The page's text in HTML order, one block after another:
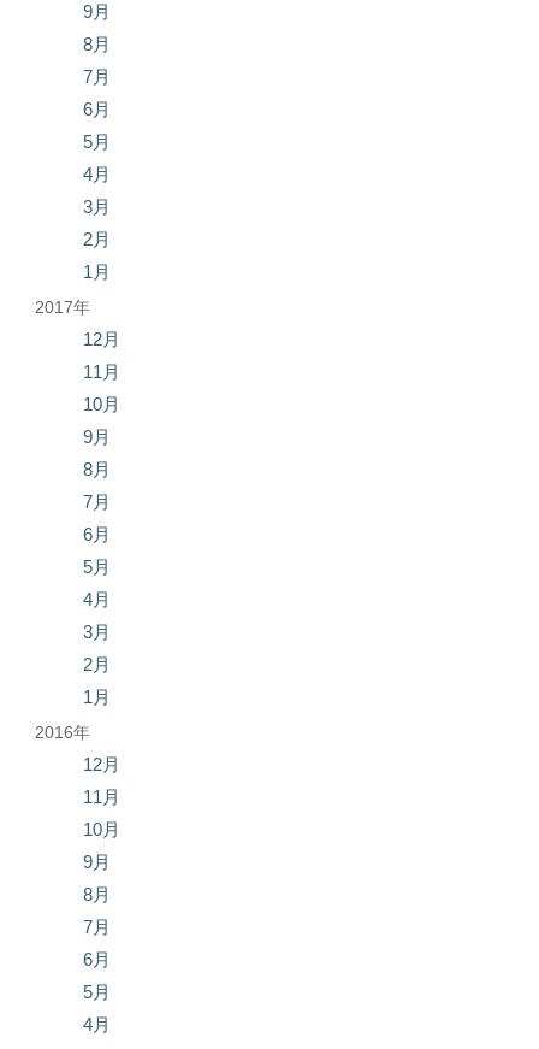
9月
8月
7月
6月
5月
4月
3月
2月
1月
2017年
12月
11月
10月
9月
8月
7月
6月
5月
4月
3月
2月
1月
2016年
12月
11月
10月
9月
8月
7月
6月
5月
4月